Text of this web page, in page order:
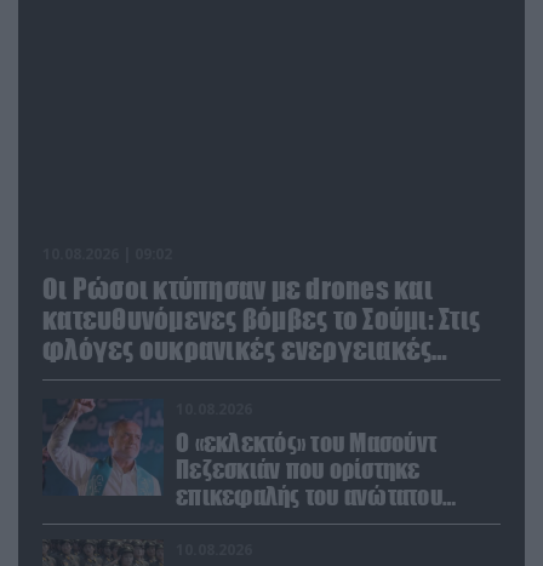
Οι Ρώσοι κτύπησαν με drones και
κατευθυνόμενες βόμβες το Σούμι: Στις
φλόγες ουκρανικές ενεργειακές
εγκαταστάσεις
Ο «εκλεκτός» του Μασούντ
Πεζεσκιάν που ορίστηκε
επικεφαλής του ανώτατου
οργάνου ασφαλείας του Ιράν